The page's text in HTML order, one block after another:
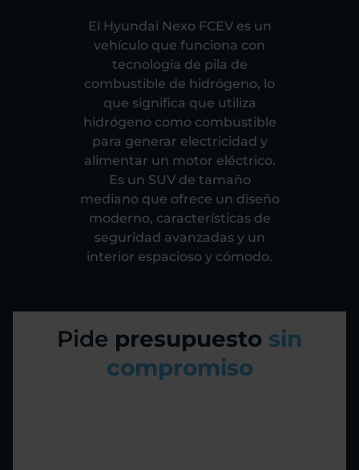
El Hyundai Nexo FCEV es un
vehículo que funciona con
tecnología de pila de
combustible de hidrógeno, lo
que significa que utiliza
hidrógeno como combustible
para generar electricidad y
alimentar un motor eléctrico.
Es un SUV de tamaño
mediano que ofrece un diseño
moderno, características de
seguridad avanzadas y un
interior espacioso y cómodo.
Pide presupuesto sin
compromiso